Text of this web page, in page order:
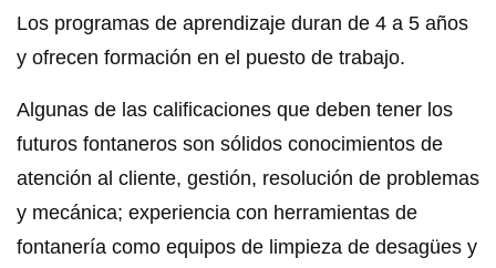
Los programas de aprendizaje duran de 4 a 5 años
y ofrecen formación en el puesto de trabajo.
Algunas de las calificaciones que deben tener los
futuros fontaneros son sólidos conocimientos de
atención al cliente, gestión, resolución de problemas
y mecánica; experiencia con herramientas de
fontanería como equipos de limpieza de desagües y